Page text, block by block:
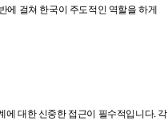
에 걸쳐 한국이 주도적인 역할을 하게
에 대한 신중한 접근이 필수적입니다. 각